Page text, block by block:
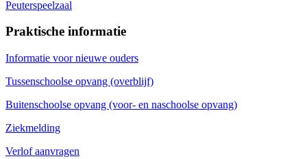
Peuterspeelzaal
Praktische informatie
Informatie voor nieuwe ouders
Tussenschoolse opvang (overblijf)
Buitenschoolse opvang (voor- en naschoolse opvang)
Ziekmelding
Verlof aanvragen